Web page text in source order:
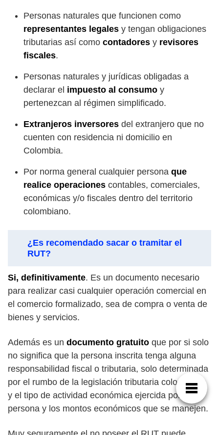
Personas naturales que funcionen como
representantes legales y tengan obligaciones
tributarias así como contadores y revisores
fiscales.
Personas naturales y jurídicas obligadas a
declarar el impuesto al consumo y
pertenezcan al régimen simplificado.
Extranjeros inversores del extranjero que no
cuenten con residencia ni domicilio en
Colombia.
Por norma general cualquier persona que
realice operaciones contables, comerciales,
económicas y/o fiscales dentro del territorio
colombiano.
¿Es recomendado sacar o tramitar el
RUT?
Si, definitivamente. Es un documento necesario
para realizar casi cualquier operación comercial en
el comercio formalizado, sea de compra o venta de
bienes y servicios.
Además es un documento gratuito que por si solo
no significa que la persona inscrita tenga alguna
responsabilidad fiscal o tributaria, solo determinada
por el rumbo de la legislación tributaria colombiana
y el tipo de actividad económica ejercida por la
persona y los montos económicos que se manejen.